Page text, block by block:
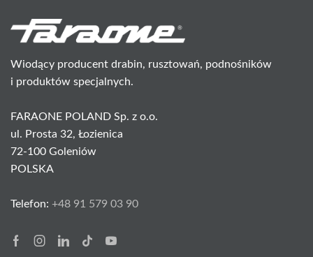
Wiodący producent drabin, rusztowań, podnośników
i produktów specjalnych.
FARAONE POLAND Sp. z o.o.
ul. Prosta 32, Łozienica
72-100 Goleniów
POLSKA
Telefon: +48 91 579 03 90
FacebookInstagram
Linkedin
Tik-
Youtube